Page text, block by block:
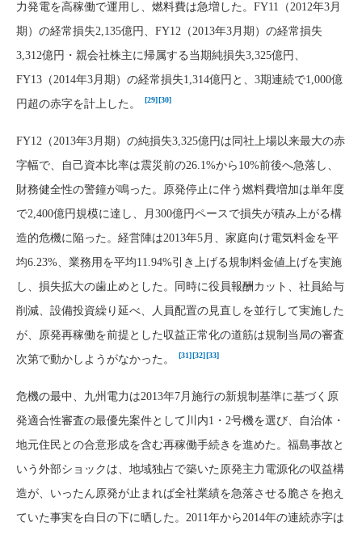
力発電を高稼働で運用し、燃料費は急増した。FY11（2012年3月
期）の経常損失2,135億円、FY12（2013年3月期）の経常損失
3,312億円・親会社株主に帰属する当期純損失3,325億円、
FY13（2014年3月期）の経常損失1,314億円と、3期連続で1,000億
円超の赤字を計上した。
[29] [30]
FY12（2013年3月期）の純損失3,325億円は同社上場以来最大の赤
字幅で、自己資本比率は震災前の26.1%から10%前後へ急落し、
財務健全性の警鐘が鳴った。原発停止に伴う燃料費増加は単年度
で2,400億円規模に達し、月300億円ペースで損失が積み上がる構
造的危機に陥った。経営陣は2013年5月、家庭向け電気料金を平
均6.23%、業務用を平均11.94%引き上げる規制料金値上げを実施
し、損失拡大の歯止めとした。同時に役員報酬カット、社員給与
削減、設備投資繰り延べ、人員配置の見直しを並行して実施した
が、原発再稼働を前提とした収益正常化の道筋は規制当局の審査
次第で動かしようがなかった。
[31] [32] [33]
危機の最中、九州電力は2013年7月施行の新規制基準に基づく原
発適合性審査の最優先案件として川内1・2号機を選び、自治体・
地元住民との合意形成を含む再稼働手続きを進めた。福島事故と
いう外部ショックは、地域独占で築いた原発主力電源化の収益構
造が、いったん原発が止まれば全社業績を急落させる脆さを抱え
ていた事実を白日の下に晒した。2011年から2014年の連続赤字は